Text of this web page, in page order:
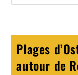
Plages
autour de